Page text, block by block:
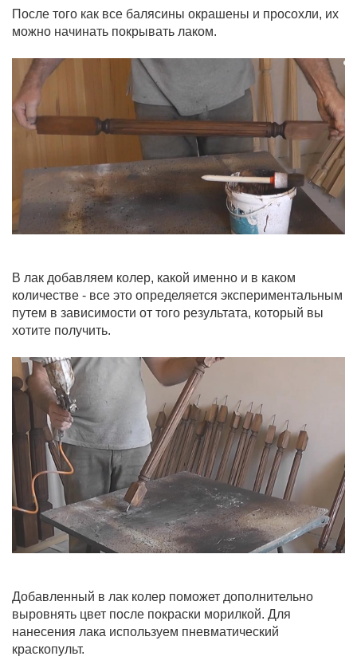
После того как все балясины окрашены и просохли, их
можно начинать покрывать лаком.
В лак добавляем колер, какой именно и в каком
количестве - все это определяется экспериментальным
путем в зависимости от того результата, который вы
хотите получить.
Добавленный в лак колер поможет дополнительно
выровнять цвет после покраски морилкой. Для
нанесения лака используем пневматический
краскопульт.